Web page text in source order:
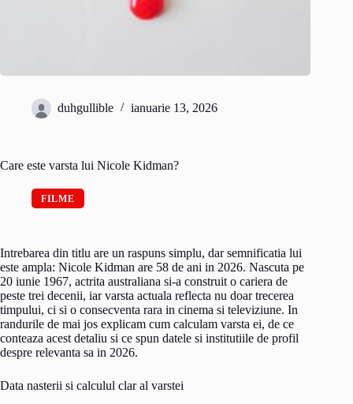
duhgullible ianuarie 13, 2026
Care este varsta lui Nicole Kidman?
FILME
Intrebarea din titlu are un raspuns simplu, dar semnificatia lui
este ampla: Nicole Kidman are 58 de ani in 2026. Nascuta pe
20 iunie 1967, actrita australiana si-a construit o cariera de
peste trei decenii, iar varsta actuala reflecta nu doar trecerea
timpului, ci si o consecventa rara in cinema si televiziune. In
randurile de mai jos explicam cum calculam varsta ei, de ce
conteaza acest detaliu si ce spun datele si institutiile de profil
despre relevanta sa in 2026.
Data nasterii si calculul clar al varstei